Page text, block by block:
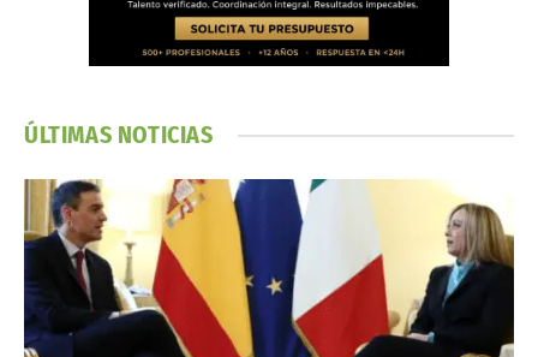
ÚLTIMAS NOTICIAS